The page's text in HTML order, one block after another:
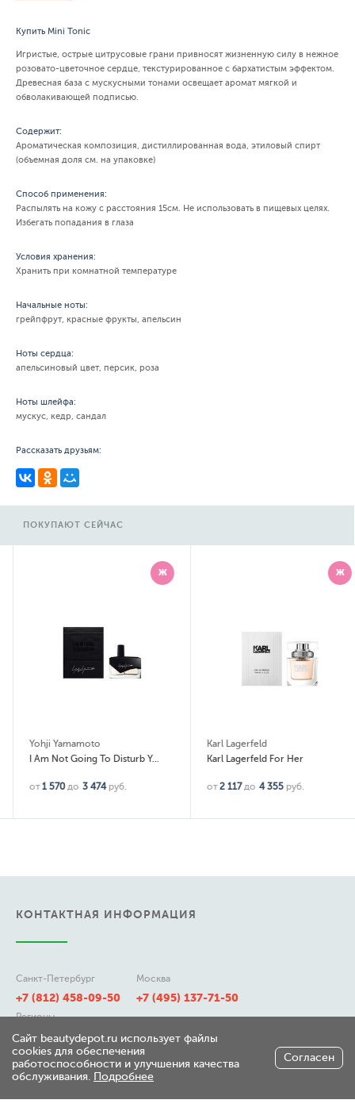
Купить Mini Tonic
Игристые, острые цитрусовые грани привносят жизненную силу в нежное
розовато-цветочное сердце, текстурированное с бархатистым эффектом.
Древесная база с мускусными тонами освещает аромат мягкой и
обволакивающей подписью.
Содержит:
Ароматическая композиция, дистиллированная вода, этиловый спирт
(объемная доля см. на упаковке)
Способ применения:
Распылять на кожу с расстояния 15см. Не использовать в пищевых целях.
Избегать попадания в глаза
Условия хранения:
Хранить при комнатной температуре
Начальные ноты:
грейпфрут, красные фрукты, апельсин
Ноты сердца:
апельсиновый цвет, персик, роза
Ноты шлейфа:
мускус, кедр, сандал
Рассказать друзьям:
ПОКУПАЮТ СЕЙЧАС
Ж
Yohji Yamamoto
I Am Not Going To Disturb You Femme
1 570 до3 474 руб.
Ж
Karl Lagerfeld
Karl Lagerfeld For Her
2 117 до4 355 руб.
КОНТАКТНАЯ ИНФОРМАЦИЯ
Санкт-Петербург
+7 (812) 458-09-50
Москва
+7 (495) 137-71-50
Регионы
8 (800) 511-21-50
197348, г. Санкт-Петербург,
Сайт beautydepot.ru использует файлы
cookies для обеспечения
работоспособности и улучшения качества
обслуживания. Подробнее
Согласен